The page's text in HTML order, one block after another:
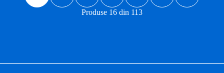
Produse 16 din 113